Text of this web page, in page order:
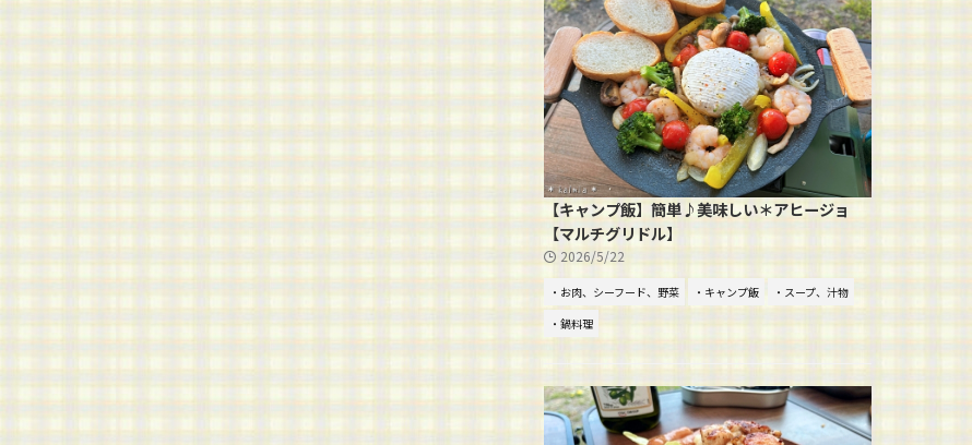
【キャンプ飯】簡単♪美味しい＊アヒージョ
【マルチグリドル】
2026/5/22
・お肉、シーフード、野菜 ・キャンプ飯
・スープ、汁物
・鍋料理